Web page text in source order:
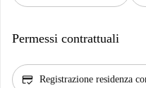
Permessi contrattuali
credit_score Registrazione residenza